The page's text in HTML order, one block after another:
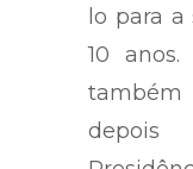
(Partido
lo para
10